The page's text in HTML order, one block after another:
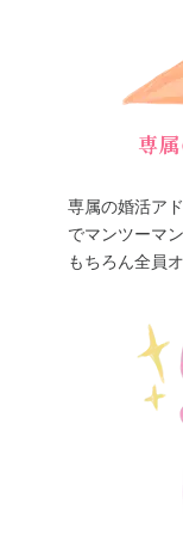
専
専属の婚活ア
でマンツーマ
もちろん全員